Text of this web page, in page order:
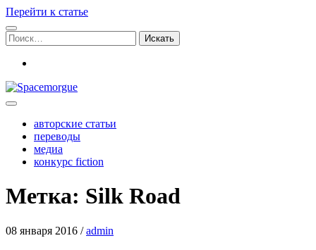
Перейти к статье
Поиск:
Spacemorgue
авторские статьи
переводы
медиа
конкурс fiction
Метка: Silk Road
08 января 2016 /admin